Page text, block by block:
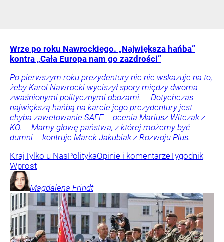
Wrze po roku Nawrockiego. „Największa hańba”
kontra „Cała Europa nam go zazdrości”
Po pierwszym roku prezydentury nic nie wskazuje na to,
żeby Karol Nawrocki wyciszył spory między dwoma
zwaśnionymi politycznymi obozami. – Dotychczas
największą hańbą na karcie jego prezydentury jest
chyba zawetowanie SAFE – ocenia Mariusz Witczak z
KO. – Mamy głowę państwa, z której możemy być
dumni – kontruje Marek Jakubiak z Rozwoju Plus.
KrajTylko u NasPolitykaOpinie i komentarzeTygodnik
Wprost
Magdalena Frindt